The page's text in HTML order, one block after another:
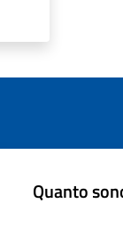
Quanto